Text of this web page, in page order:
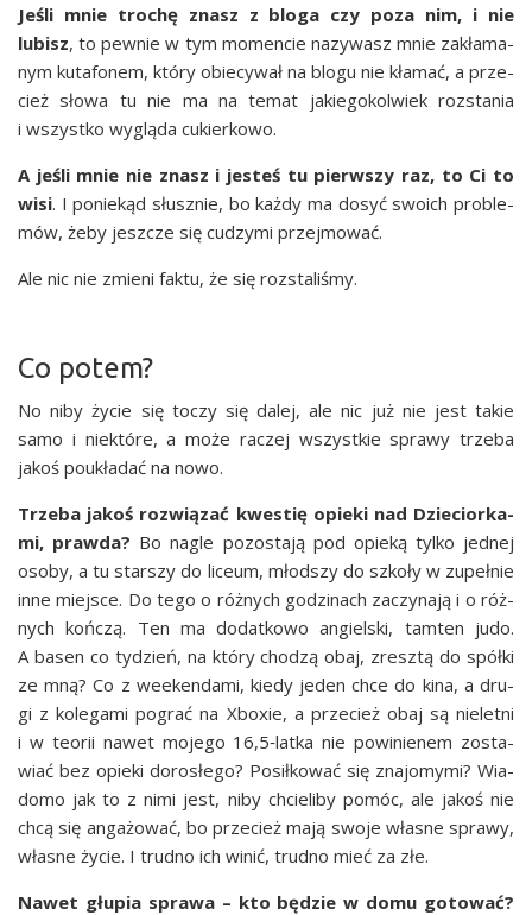
Jeśli mnie tro­chę znasz z blo­ga czy poza nim, i nie
lubisz, to pew­nie w tym momen­cie nazy­wasz mnie zakła­ma­
nym kuta­fo­nem, któ­ry obie­cy­wał na blo­gu nie kła­mać, a prze­
cież sło­wa tu nie ma na temat jakie­go­kol­wiek roz­sta­nia
i wszyst­ko wyglą­da cukierkowo.
A jeśli mnie nie znasz i jesteś tu pierw­szy raz, to Ci to
wisi. I ponie­kąd słusz­nie, bo każ­dy ma dosyć swo­ich pro­ble­
mów, żeby jesz­cze się cudzy­mi przejmować.
Ale nic nie zmie­ni fak­tu, że się rozstaliśmy.
Co potem?
No niby życie się toczy się dalej, ale nic już nie jest takie
samo i nie­któ­re, a może raczej wszyst­kie spra­wy trze­ba
jakoś poukła­dać na nowo.
Trze­ba jakoś roz­wią­zać kwe­stię opie­ki nad Dzie­cior­ka­
mi, praw­da? Bo nagle pozo­sta­ją pod opie­ką tyl­ko jed­nej
oso­by, a tu star­szy do liceum, młod­szy do szko­ły w zupeł­nie
inne miej­sce. Do tego o róż­nych godzi­nach zaczy­na­ją i o róż­
nych koń­czą. Ten ma dodat­ko­wo angiel­ski, tam­ten judo.
A basen co tydzień, na któ­ry cho­dzą obaj, zresz­tą do spół­ki
ze mną? Co z week­en­da­mi, kie­dy jeden chce do kina, a dru­
gi z kole­ga­mi pograć na Xbo­xie, a prze­cież obaj są nie­let­ni
i w teo­rii nawet moje­go 16,5‑latka nie powi­nie­nem zosta­
wiać bez opie­ki doro­słe­go? Posił­ko­wać się zna­jo­my­mi? Wia­
do­mo jak to z nimi jest, niby chcie­li­by pomóc, ale jakoś nie
chcą się anga­żo­wać, bo prze­cież mają swo­je wła­sne spra­wy,
wła­sne życie. I trud­no ich winić, trud­no mieć za złe.
Nawet głu­pia spra­wa – kto będzie w domu goto­wać?